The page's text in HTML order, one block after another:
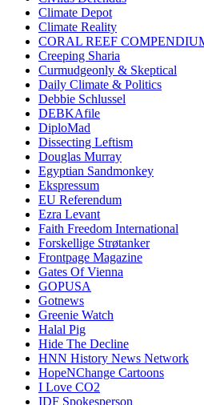
Climate Depot
Climate Reality
CORAL REEF
Creeping Sharia
Curmudgeonly & Skeptical
Daily Climate & Politics
Debbie Schlussel
DEBKAfile
DiploMad
Dissecting Leftism
Douglas Murray
Egyptian Sandmonkey
Ekspressum
EU Referendum
Ezra Levant
Faith Freedom International
Forskellige Strøtanker
Frontpage Magazine
Gates Of Vienna
GOPUSA
Gotnews
Greenie Watch
Halal Pig
Hide The Decline
HNN History News Network
HopeNChange Cartoons
I Love CO2
IDF Spokesperson